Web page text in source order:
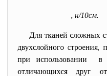
, н/10см.
Для тканей сложных
двухслойного строения,
при использовании в
отличающихся друг